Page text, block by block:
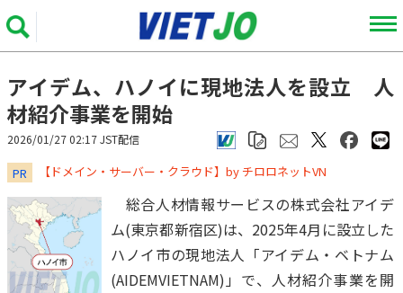
アイデム、ハノイに現地法人を設立 人
材紹介事業を開始
2026/01/27 02:17 JST配信
PR ​​​​​​​【ドメイン・サーバー・クラウド】by チロロネットVN
総合人材情報サービスの株式会社アイデ
ム(東京都新宿区)は、2025年4月に設立した
ハノイ市の現地法人「アイデム・ベトナム
(AIDEMVIETNAM)」で、人材紹介事業を開